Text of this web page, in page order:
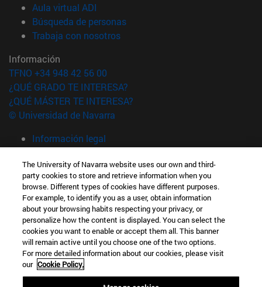
Aula virtual ADI
Búsqueda de personas(abre en nueva ventana)
Trabaja con nosotros(abre en nueva ventana)
Información
TFNO +34 948 42 56 00
¿QUÉ GRADO TE INTERESA?
¿QUÉ MÁSTER TE INTERESA?
© Universidad de Navarra
Información legal
Configuración de cookies
Localizador de campus
The University of Navarra website uses our own and third-
party cookies to store and retrieve information when you
browse. Different types of cookies have different purposes.
For example, to identify you as a user, obtain information
about your browsing habits respecting your privacy, or
personalize how the content is displayed. You can select the
cookies you want to enable or accept them all. This banner
will remain active until you choose one of the two options.
For more detailed information about our cookies, please visit
our Cookie Policy.